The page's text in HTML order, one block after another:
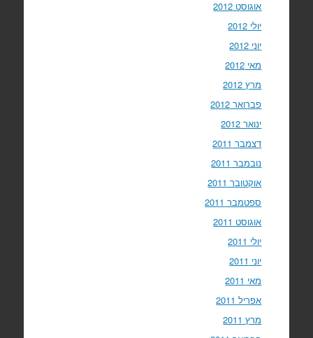
אוגוסט 2012
יולי 2012
יוני 2012
מאי 2012
מרץ 2012
פברואר 2012
ינואר 2012
דצמבר 2011
נובמבר 2011
אוקטובר 2011
ספטמבר 2011
אוגוסט 2011
יולי 2011
יוני 2011
מאי 2011
אפריל 2011
מרץ 2011